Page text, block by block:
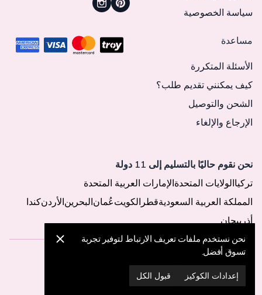
سياسة الخصوصية
مساعدة
الأسئلة المتكررة
كيف يمكنني تقديم طلب؟
الشحن والتوصيل
الإرجاع والإلغاء
نحن نقوم حاليًا بالتسليم إلى 11 دولة
تركياالولايات المتحدةالإمارات العربية المتحدة
المملكة العربية السعوديةقطر الكويتعُمانالبحرينالأردنكندا
أذربيجان
© 2025 MegaButik -
إعدادات الكوكيز
نحن نستخدم ملفات تعريف الارتباط لتوفير تجربة
تسوق أفضل.
إعدادات الكوكيز قبول الكل